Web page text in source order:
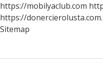
https://mobilyaclub.com
https://
Sitemap